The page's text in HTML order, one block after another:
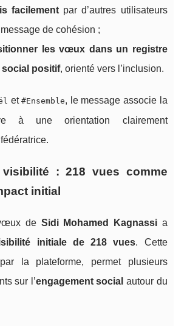
facilementpar d’autres utilisateurs
de cohésion ;
les vœux dans un registre
social positif, orienté vers l’inclusion.
et#Ensemble, le message associe la
à une orientation clairement
visibilité : 218 vues comme
initial
de Sidi Mohamed Kagnassia
initiale de 218 vues. Cette
la plateforme, permet plusieurs
sur l’engagement social autour du